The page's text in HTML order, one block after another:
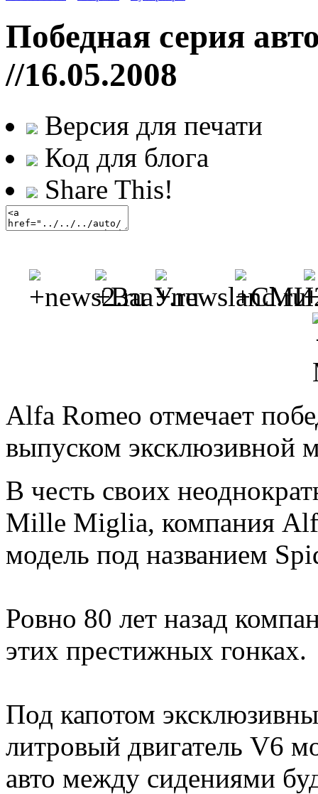
Победная серия
//16.05.2008
Версия для печати
Код для блога
Share This!
Alfa Romeo отмечает
выпуском эксклюзивной
В честь своих
Mille Miglia, компания
модель под названием
Ровно 80 лет назад
этих престижных гонках.
Под капотом
литровый двигатель V6
авто между сидениями